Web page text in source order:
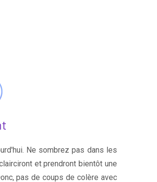
Ne sombrez pas dans les
et prendront bientôt une
pas de coups de colère avec